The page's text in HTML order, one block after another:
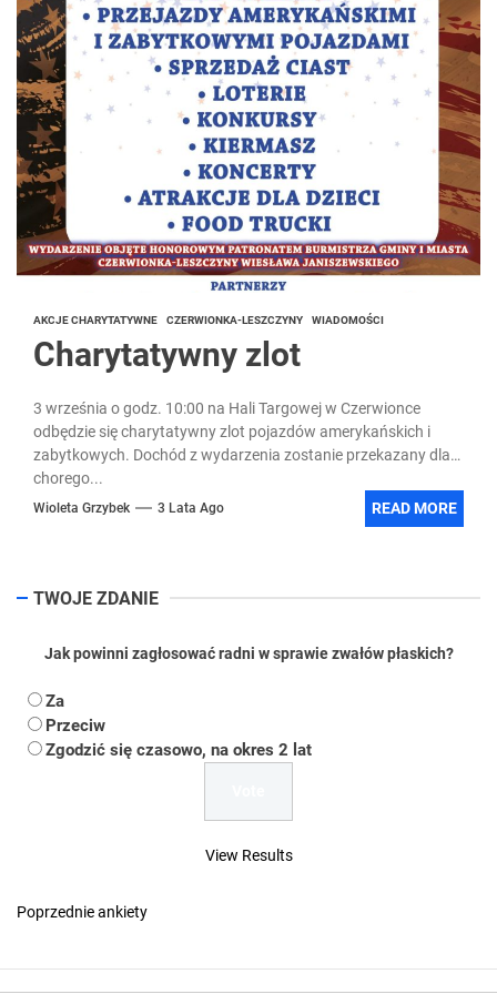
AKCJE CHARYTATYWNE CZERWIONKA-LESZCZYNY WIADOMOŚCI
Charytatywny zlot
3 września o godz. 10:00 na Hali Targowej w Czerwionce
odbędzie się charytatywny zlot pojazdów amerykańskich i
zabytkowych. Dochód z wydarzenia zostanie przekazany dla
chorego...
Wioleta Grzybek 3 Lata Ago READ MORE
TWOJE ZDANIE
Jak powinni zagłosować radni w sprawie zwałów płaskich?
Za
Przeciw
Zgodzić się czasowo, na okres 2 lat
View Results
Poprzednie ankiety